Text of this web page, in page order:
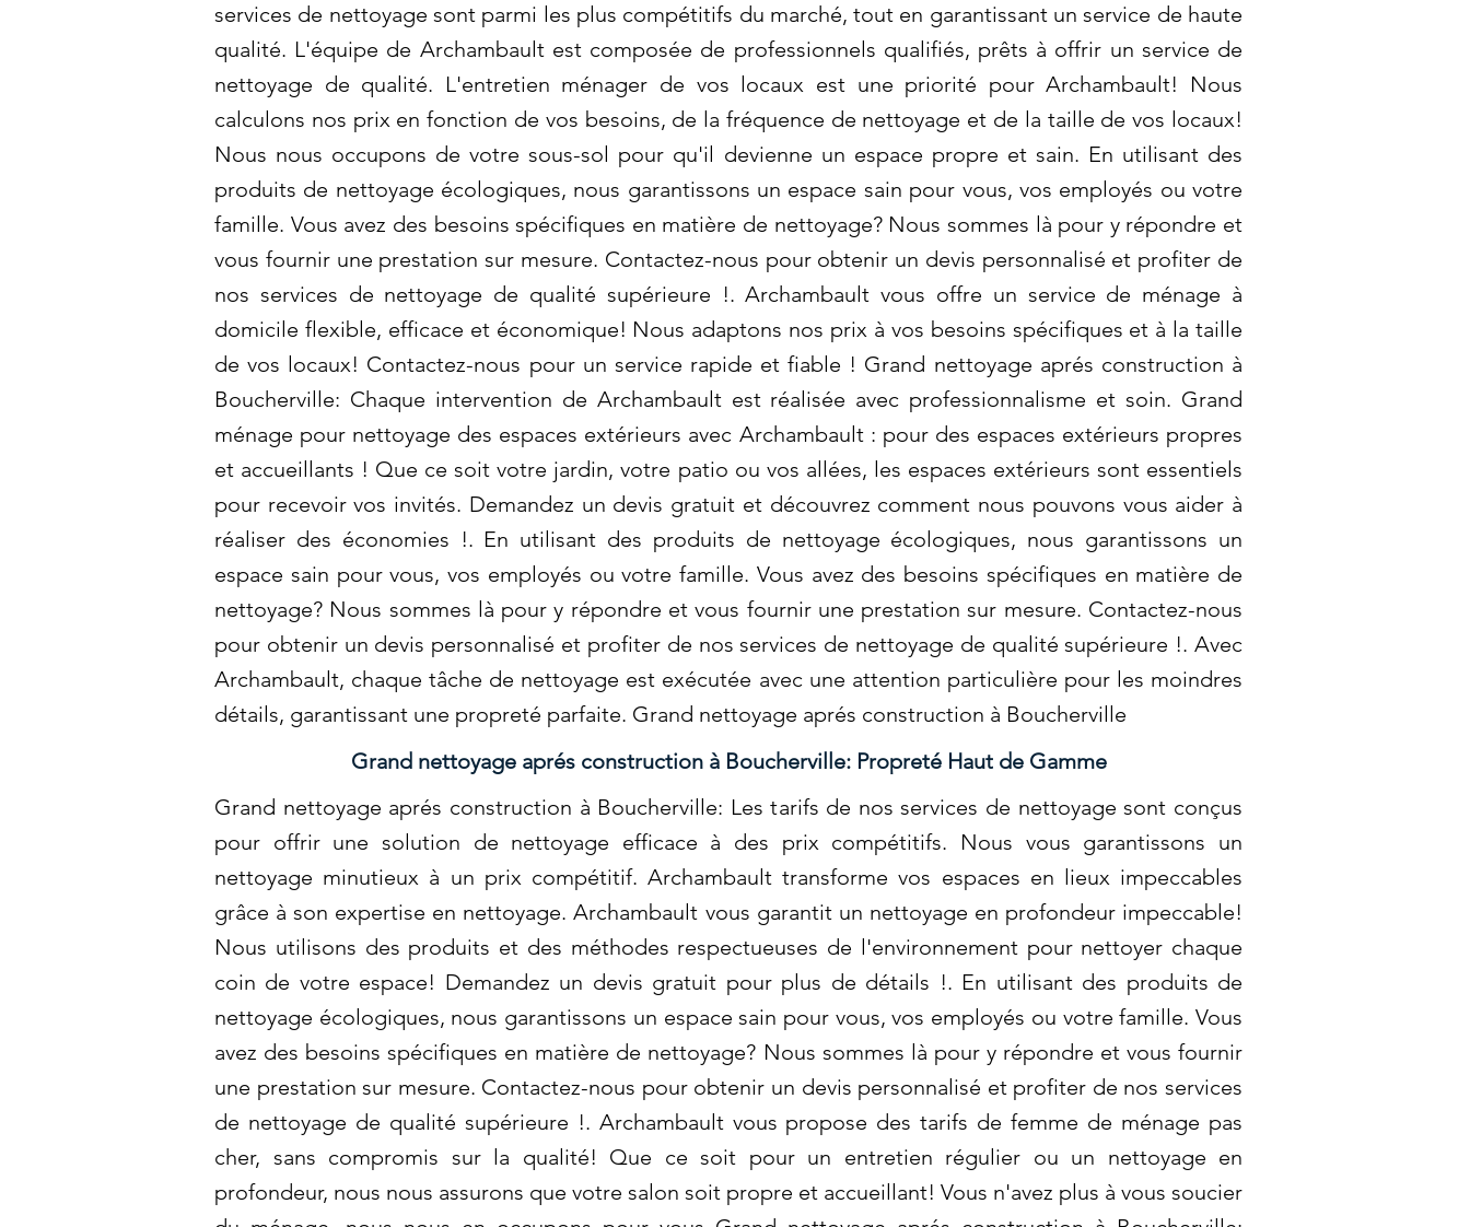
services de nettoyage sont parmi les plus compétitifs du marché, tout en garantissant un service de haute
qualité. L'équipe de Archambault est composée de professionnels qualifiés, prêts à offrir un service de
nettoyage de qualité. L'entretien ménager de vos locaux est une priorité pour Archambault! Nous
calculons nos prix en fonction de vos besoins, de la fréquence de nettoyage et de la taille de vos locaux!
Nous nous occupons de votre sous-sol pour qu'il devienne un espace propre et sain. En utilisant des
produits de nettoyage écologiques, nous garantissons un espace sain pour vous, vos employés ou votre
famille. Vous avez des besoins spécifiques en matière de nettoyage? Nous sommes là pour y répondre et
vous fournir une prestation sur mesure. Contactez-nous pour obtenir un devis personnalisé et profiter de
nos services de nettoyage de qualité supérieure !. Archambault vous offre un service de ménage à
domicile flexible, efficace et économique! Nous adaptons nos prix à vos besoins spécifiques et à la taille
de vos locaux! Contactez-nous pour un service rapide et fiable ! Grand nettoyage aprés construction à
Boucherville: Chaque intervention de Archambault est réalisée avec professionnalisme et soin. Grand
ménage pour nettoyage des espaces extérieurs avec Archambault : pour des espaces extérieurs propres
et accueillants ! Que ce soit votre jardin, votre patio ou vos allées, les espaces extérieurs sont essentiels
pour recevoir vos invités. Demandez un devis gratuit et découvrez comment nous pouvons vous aider à
réaliser des économies !. En utilisant des produits de nettoyage écologiques, nous garantissons un
espace sain pour vous, vos employés ou votre famille. Vous avez des besoins spécifiques en matière de
nettoyage? Nous sommes là pour y répondre et vous fournir une prestation sur mesure. Contactez-nous
pour obtenir un devis personnalisé et profiter de nos services de nettoyage de qualité supérieure !. Avec
Archambault, chaque tâche de nettoyage est exécutée avec une attention particulière pour les moindres
détails, garantissant une propreté parfaite. Grand nettoyage aprés construction à Boucherville
Grand nettoyage aprés construction à Boucherville: Propreté Haut de Gamme
Grand nettoyage aprés construction à Boucherville: Les tarifs de nos services de nettoyage sont conçus
pour offrir une solution de nettoyage efficace à des prix compétitifs. Nous vous garantissons un
nettoyage minutieux à un prix compétitif. Archambault transforme vos espaces en lieux impeccables
grâce à son expertise en nettoyage. Archambault vous garantit un nettoyage en profondeur impeccable!
Nous utilisons des produits et des méthodes respectueuses de l'environnement pour nettoyer chaque
coin de votre espace! Demandez un devis gratuit pour plus de détails !. En utilisant des produits de
nettoyage écologiques, nous garantissons un espace sain pour vous, vos employés ou votre famille. Vous
avez des besoins spécifiques en matière de nettoyage? Nous sommes là pour y répondre et vous fournir
une prestation sur mesure. Contactez-nous pour obtenir un devis personnalisé et profiter de nos services
de nettoyage de qualité supérieure !. Archambault vous propose des tarifs de femme de ménage pas
cher, sans compromis sur la qualité! Que ce soit pour un entretien régulier ou un nettoyage en
profondeur, nous nous assurons que votre salon soit propre et accueillant! Vous n'avez plus à vous soucier